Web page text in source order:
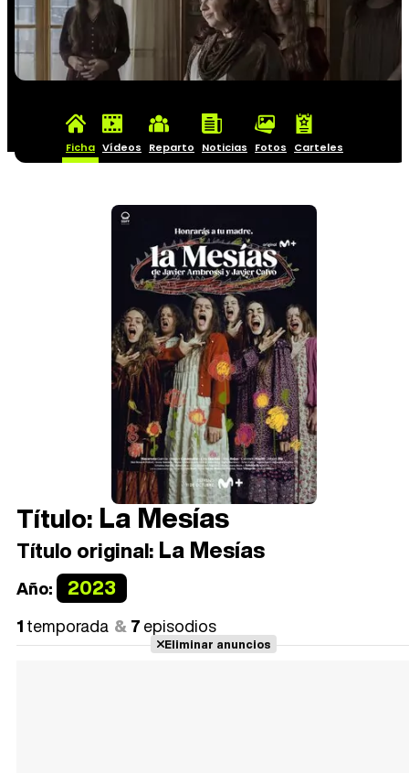
Ficha Vídeos Reparto Noticias Fotos Carteles
Título: La Mesías
Título original: La Mesías
Año: 2023
1temporada 7episodios
Eliminar anuncios